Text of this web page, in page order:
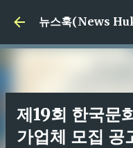
기본
뉴스훅(News
제19회 한국문
가업체 모집 공